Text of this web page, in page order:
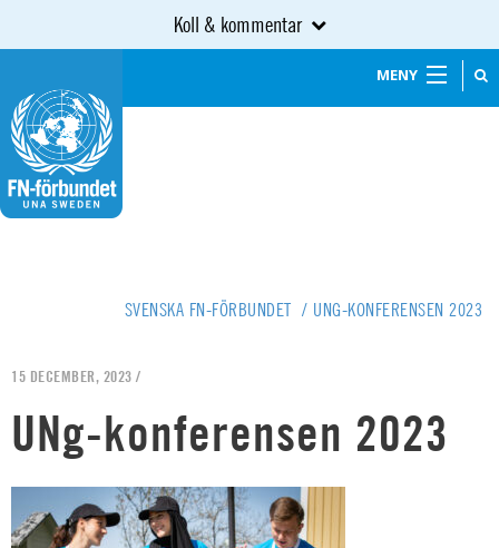
Koll & kommentar
MENY
SVENSKA FN-FÖRBUNDET / UNG-KONFERENSEN 2023
15 DECEMBER, 2023 /
UNg-konferensen 2023